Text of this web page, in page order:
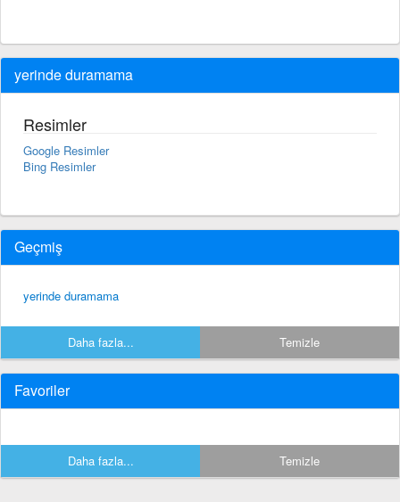
yerinde duramama
Resimler
Google Resimler
Bing Resimler
Geçmiş
yerinde duramama
Daha fazla... Temizle
Favoriler
Daha fazla... Temizle